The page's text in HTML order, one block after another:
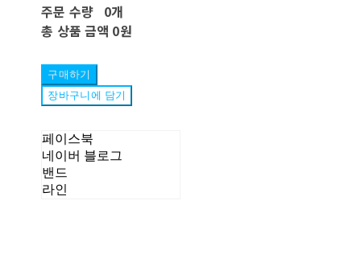
주문 수량 0개
총 상품 금액 0원
구매하기
장바구니에 담기
페이스북
네이버 블로그
밴드
라인